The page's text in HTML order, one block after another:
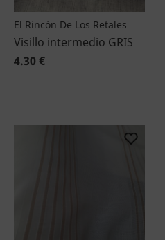
El Rincón De Los Retales
Visillo intermedio GRIS
4.30 €